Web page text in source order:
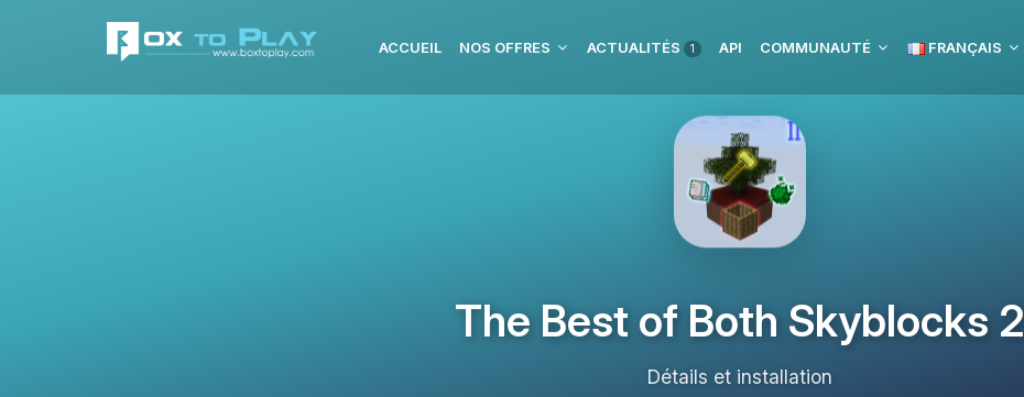
ACCUEIL NOS OFFRES ACTUALITÉS 1 API COMMUNAUTÉ FRANÇAIS
The Best of Both Skyblocks 2
Détails et installation